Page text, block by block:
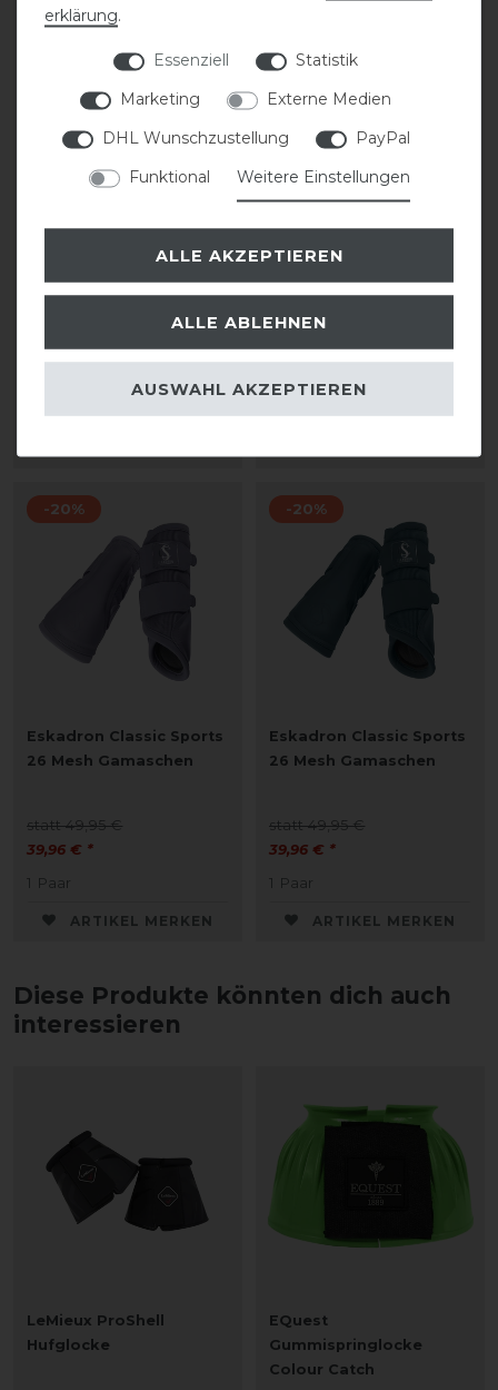
-20%
26 Softshell Jewel
Gamaschen
statt 54,95 €
26 Fleece Jewel
Bandagen
statt 39,95 €
-20%
Eskadron Classic Sports
26 Mesh Gamaschen
statt 49,95 €
39,96 € *
1 Paar
ARTIKEL MERKEN
-20%
Eskadron Classic Sports
26 Mesh Gamaschen
statt 49,95 €
39,96 € *
1 Paar
ARTIKEL MERKEN
Diese Produkte könnten dich auch
interessieren
LeMieux ProShell
Hufglocke
EQuest
Gummispringlocke
Colour Catch
erklärung.
Essenziell
Statistik
Marketing
Externe Medien
DHL Wunschzustellung
PayPal
Funktional
Weitere Einstellungen
ALLE AKZEPTIEREN
ALLE ABLEHNEN
AUSWAHL AKZEPTIEREN